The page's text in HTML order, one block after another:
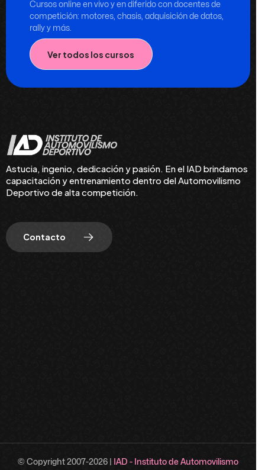
Cursos online en vivo y en diferido con docentes de
competición: motores, chasis, adquisición de datos,
rally y más.
Ver todos los cursos
Astucia, ingenio, dedicación y pasión. En el IAD brindamos
capacitación y entrenamiento dentro del Automovilismo
Deportivo de alta competición.
Contacto
© Copyright 2007-2026 | IAD - Instituto de Automovilismo